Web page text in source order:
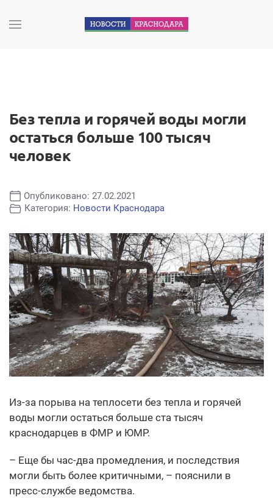
Без тепла и горячей воды могли
остаться больше 100 тысяч
человек
Опубликовано: 27.02.2021
Категория: Новости Краснодара
Из-за порыва на теплосети без тепла и горячей
воды могли остаться больше ста тысяч
краснодарцев в ФМР и ЮМР.
– Еще бы час-два промедления, и последствия
могли быть более критичными, – пояснили в
пресс-службе ведомства.